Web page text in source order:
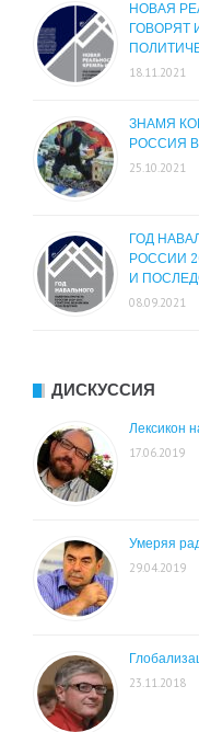
НОВАЯ
ГОВОРЯТ
18.11.2021
ЗНАМЯ
РОССИЯ
25.10.2021
ГОД
РОССИИ
И
08.09.2021
ДИСКУССИЯ
Лексикон
17.06.2019
Умеряя
29.04.2019
23.11.2018